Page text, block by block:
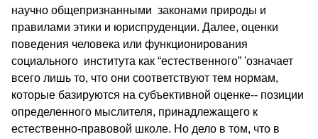
научно общепризнанными законами природы и
правилами этики и юриспруденции. Далее, оценки
поведения человека или функционирования
социального института как “естественного” 'означает
всего лишь то, что они соответствуют тем нормам,
которые базируются на субъективной оценке-- позиции
определенного мыслителя, принадлежащего к
естественно-правовой школе. Но дело в том, что в